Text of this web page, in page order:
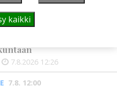
7.8.2026 12:26
7.8. 12:00
kaikki